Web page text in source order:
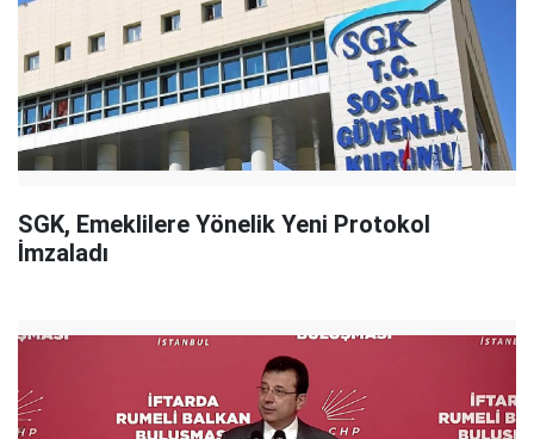
SGK, Emeklilere Yönelik Yeni Protokol
İmzaladı